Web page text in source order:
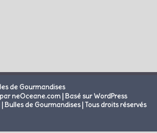
de Gourmandises
neOceane.com |Basé sur WordPress
Bulles de Gourmandises | Tous droits réservés